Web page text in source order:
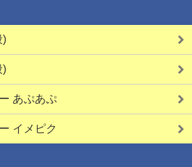
)
)
あぷあぷ
イメピク